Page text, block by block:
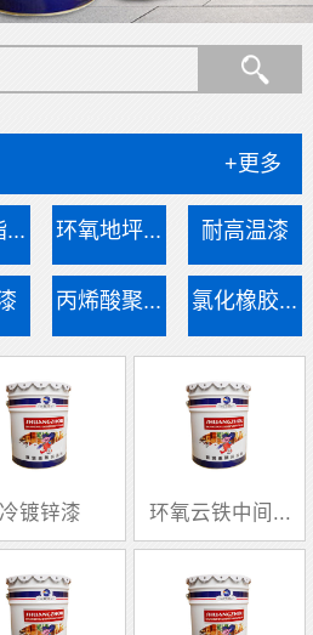
+更多
... 环氧地坪... 耐高温漆
丙烯酸聚... 氯化橡胶...
冷镀锌漆 环氧云铁中间...